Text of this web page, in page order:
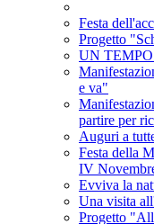
Festa
Progetto
UN
e va"
partire per
Auguri a
Festa della
IV
Evviva la
Una visita
Progetto